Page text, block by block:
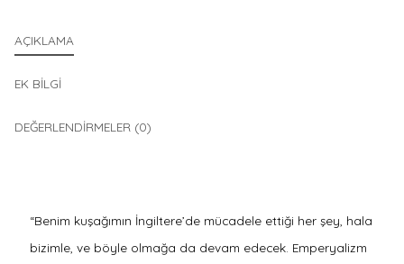
AÇIKLAMA
EK BILGI
DEĞERLENDIRMELER (0)
“Benim kuşağımın İngiltere’de mücadele ettiği her şey, hala
bizimle, ve böyle olmağa da devam edecek. Emperyalizm